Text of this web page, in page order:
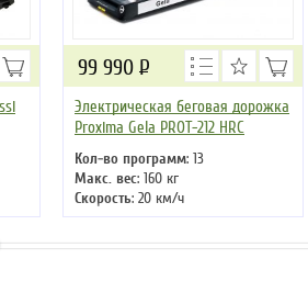
Электрическая беговая дорожка
Proxima Gela PROT-212 HRC
Кол-во программ: 13
Макс. вес: 160 кг
Скорость: 20 км/ч
Мощность двигателя: 4 л.с.
99 990 Р